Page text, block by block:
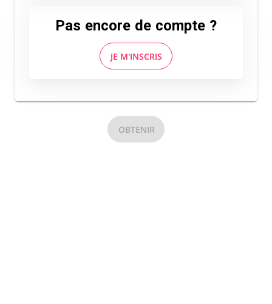
Pas encore de compte ?
JE M'INSCRIS
OBTENIR